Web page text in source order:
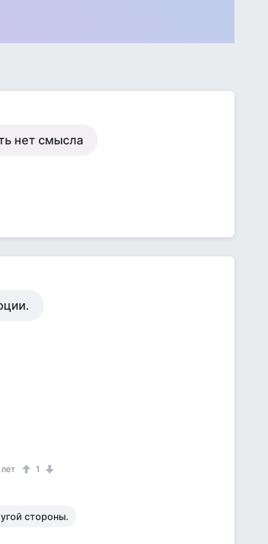
нет смысла
1
стороны.